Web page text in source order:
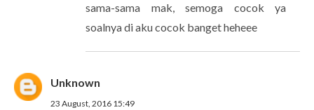
sama-sama mak, semoga cocok ya
soalnya di aku cocok banget heheee
Unknown
23 August, 2016 15:49